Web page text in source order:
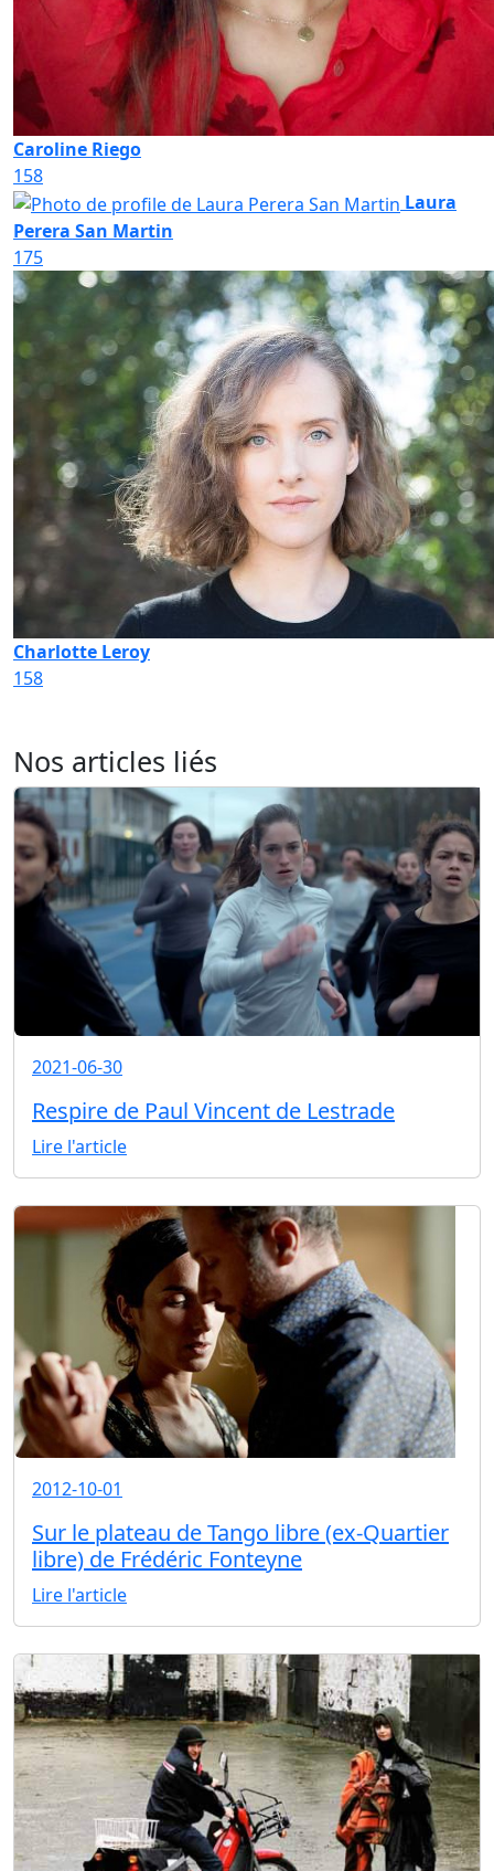
Caroline Riego
158
Laura
Perera San Martin
175
Charlotte Leroy
158
Nos articles liés
2021-06-30
Respire de Paul Vincent de Lestrade
Lire l'article
2012-10-01
Sur le plateau de Tango libre (ex-Quartier
libre) de Frédéric Fonteyne
Lire l'article